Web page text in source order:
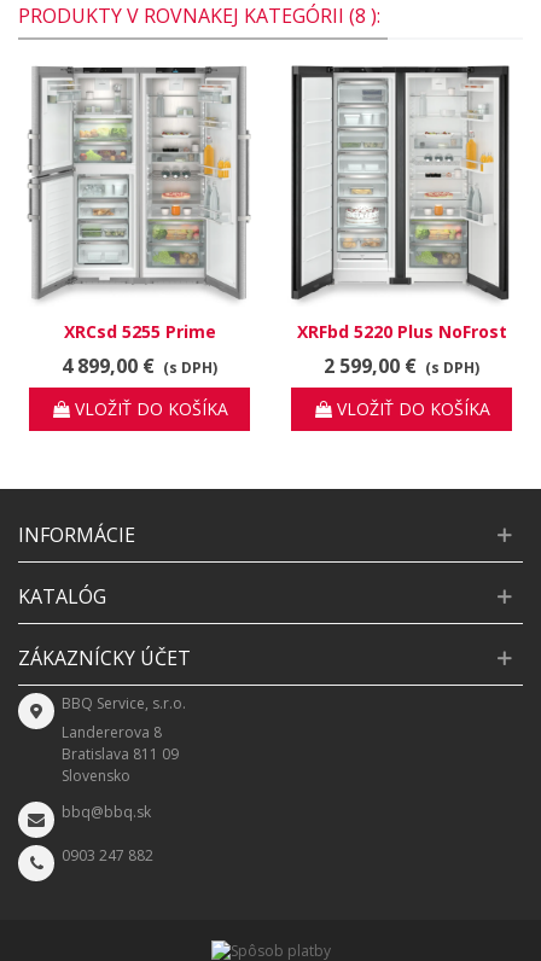
PRODUKTY V ROVNAKEJ KATEGÓRII (8 ):
XRCsd 5255 Prime
BioFresh NoFrost
4 899,00 € (s DPH)
VLOŽIŤ DO KOŠÍKA
XRFbd 5220 Plus NoFrost
2 599,00 € (s DPH)
VLOŽIŤ DO KOŠÍKA
INFORMÁCIE
KATALÓG
ZÁKAZNÍCKY ÚČET
BBQ Service, s.r.o.
Landererova 8
Bratislava 811 09
Slovensko
bbq@bbq.sk
0903 247 882